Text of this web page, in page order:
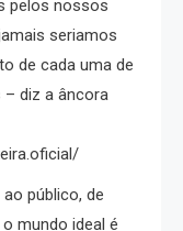
pelos nossos
seriamos
de cada uma de
– diz a âncora
público, de
mundo ideal é